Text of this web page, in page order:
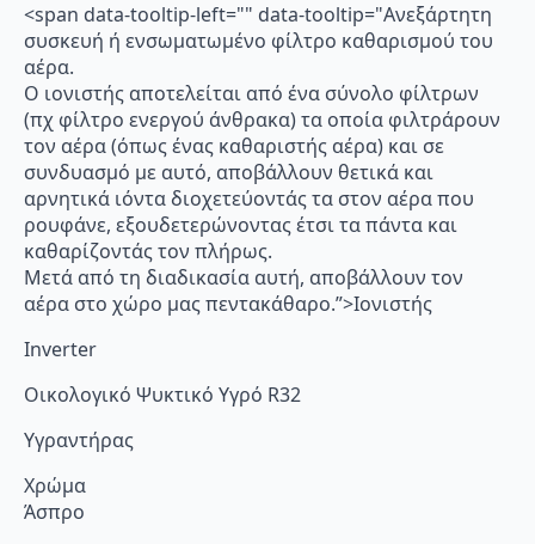
<span data-tooltip-left="" data-tooltip="Ανεξάρτητη
συσκευή ή ενσωματωμένο φίλτρο καθαρισμού του
αέρα.
Ο ιονιστής αποτελείται από ένα σύνολο φίλτρων
(πχ φίλτρο ενεργού άνθρακα) τα οποία φιλτράρουν
τον αέρα (όπως ένας καθαριστής αέρα) και σε
συνδυασμό με αυτό, αποβάλλουν θετικά και
αρνητικά ιόντα διοχετεύοντάς τα στον αέρα που
ρουφάνε, εξουδετερώνοντας έτσι τα πάντα και
καθαρίζοντάς τον πλήρως.
Μετά από τη διαδικασία αυτή, αποβάλλουν τον
αέρα στο χώρο μας πεντακάθαρο.”>Ιονιστής
Inverter
Οικολογικό Ψυκτικό Υγρό R32
Υγραντήρας
Χρώμα
Άσπρο